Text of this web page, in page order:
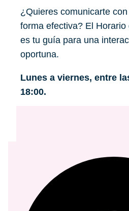
¿Quieres comunicarte
forma efectiva? El
es tu guía para una
oportuna.
Lunes a viernes, entre
18:00.